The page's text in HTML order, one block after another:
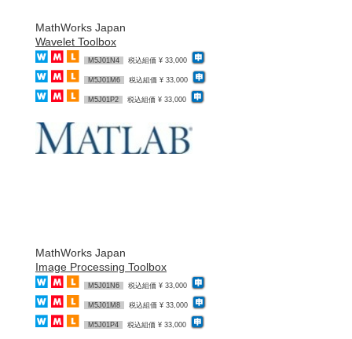
MathWorks Japan
Wavelet Toolbox
M5J01N4 税込組価 ¥ 33,000
M5J01M6 税込組価 ¥ 33,000
M5J01P2 税込組価 ¥ 33,000
MathWorks Japan
Image Processing Toolbox
M5J01N6 税込組価 ¥ 33,000
M5J01M8 税込組価 ¥ 33,000
M5J01P4 税込組価 ¥ 33,000